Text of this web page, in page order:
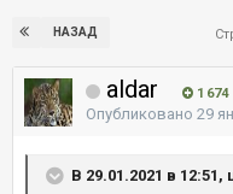
НАЗАД
aldar 1 674
Опубликовано 29
В 29.01.2021 в